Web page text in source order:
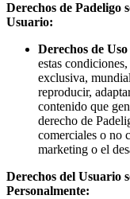
Derechos de Padeligo
Usuario:
Derechos de
estas
exclusiva,
reproducir,
contenido que
derecho de
comerciales o no
marketing o el
Derechos del Usuario
Personalmente: